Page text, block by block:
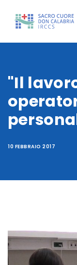
"Il
10 FEBBRAIO 2017